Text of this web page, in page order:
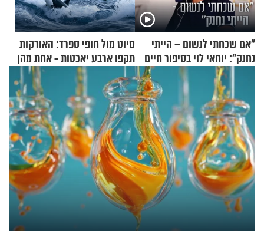
"אם שכחתי לנשום – הייתי
נחנק": יוחאי לוי בסיפור חיים
מעורר השראה
סיוט מול חופי ספרד: האורקות
תקפו ארבע יאכטות - אחת מהן
טבעה